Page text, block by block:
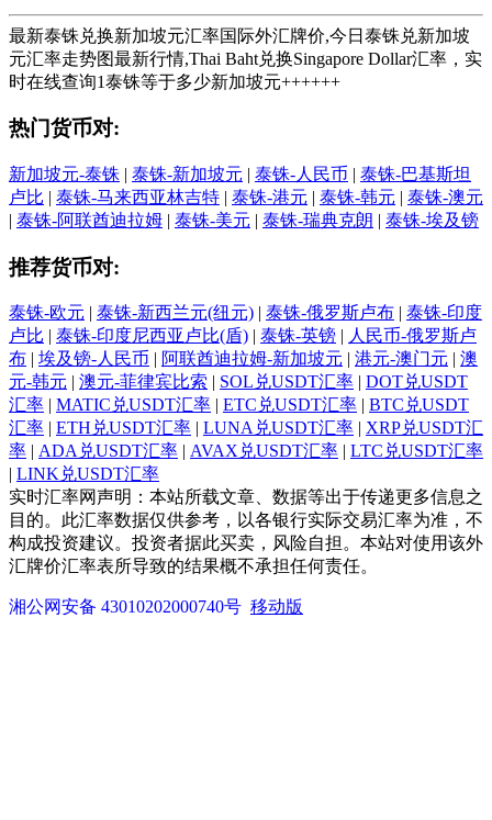
最新泰铢兑换新加坡元汇率国际外汇牌价,今日泰铢兑新加坡
元汇率走势图最新行情,Thai Baht兑换Singapore Dollar汇率，实
时在线查询1泰铢等于多少新加坡元++++++
热门货币对:
新加坡元-泰铢 | 泰铢-新加坡元 | 泰铢-人民币 | 泰铢-巴基斯坦
卢比 | 泰铢-马来西亚林吉特 | 泰铢-港元 | 泰铢-韩元 | 泰铢-澳元
| 泰铢-阿联酋迪拉姆 | 泰铢-美元 | 泰铢-瑞典克朗 | 泰铢-埃及镑
推荐货币对:
泰铢-欧元 | 泰铢-新西兰元(纽元) | 泰铢-俄罗斯卢布 | 泰铢-印度
卢比 | 泰铢-印度尼西亚卢比(盾) | 泰铢-英镑 | 人民币-俄罗斯卢
布 | 埃及镑-人民币 | 阿联酋迪拉姆-新加坡元 | 港元-澳门元 | 澳
元-韩元 | 澳元-菲律宾比索 | SOL兑USDT汇率 | DOT兑USDT
汇率 | MATIC兑USDT汇率 | ETC兑USDT汇率 | BTC兑USDT
汇率 | ETH兑USDT汇率 | LUNA兑USDT汇率 | XRP兑USDT汇
率 | ADA兑USDT汇率 | AVAX兑USDT汇率 | LTC兑USDT汇率
| LINK兑USDT汇率
实时汇率网声明：本站所载文章、数据等出于传递更多信息之
目的。此汇率数据仅供参考，以各银行实际交易汇率为准，不
构成投资建议。投资者据此买卖，风险自担。本站对使用该外
汇牌价汇率表所导致的结果概不承担任何责任。
湘公网安备 43010202000740号 移动版